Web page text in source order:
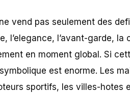
vend pas seulement des
l’elegance, l’avant-garde,
en moment global. Si
est enorme. Les
sportifs, les villes-hotes